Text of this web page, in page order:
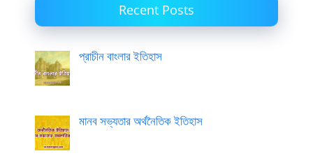
Recent Posts
প্রাচীন বাংলার ইতিহাস
মানব সভ্যতার অর্থনৈতিক ইতিহাস